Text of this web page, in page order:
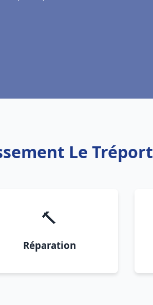
Le Tréport
🔨
Réparation